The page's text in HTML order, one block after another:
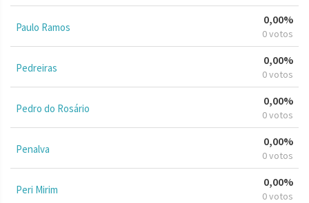
Paulo Ramos
0,00%
0 votos
Pedreiras
0,00%
0 votos
Pedro do Rosário
0,00%
0 votos
Penalva
0,00%
0 votos
Peri Mirim
0,00%
0 votos